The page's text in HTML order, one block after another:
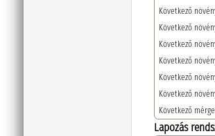
Következő
Következő
Következő
Következő
Következő
Következő
Következő
Lapozás